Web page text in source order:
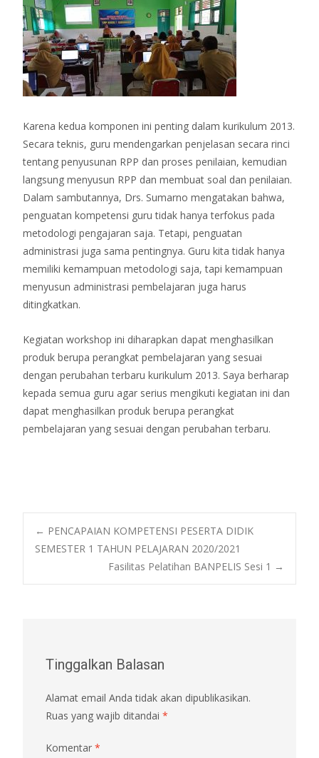
Karena kedua komponen ini penting dalam kurikulum 2013.
Secara teknis, guru mendengarkan penjelasan secara rinci
tentang penyusunan RPP dan proses penilaian, kemudian
langsung menyusun RPP dan membuat soal dan penilaian.
Dalam sambutannya, Drs. Sumarno mengatakan bahwa,
penguatan kompetensi guru tidak hanya terfokus pada
metodologi pengajaran saja. Tetapi, penguatan
administrasi juga sama pentingnya. Guru kita tidak hanya
memiliki kemampuan metodologi saja, tapi kemampuan
menyusun administrasi pembelajaran juga harus
ditingkatkan.
Kegiatan workshop ini diharapkan dapat menghasilkan
produk berupa perangkat pembelajaran yang sesuai
dengan perubahan terbaru kurikulum 2013. Saya berharap
kepada semua guru agar serius mengikuti kegiatan ini dan
dapat menghasilkan produk berupa perangkat
pembelajaran yang sesuai dengan perubahan terbaru.
Post
navigation
← PENCAPAIAN KOMPETENSI PESERTA DIDIK
SEMESTER 1 TAHUN PELAJARAN 2020/2021
Fasilitas Pelatihan BANPELIS Sesi 1 →
Tinggalkan Balasan
Alamat email Anda tidak akan dipublikasikan.
Ruas yang wajib ditandai *
Komentar *